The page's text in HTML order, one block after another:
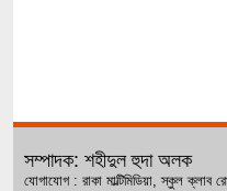
সম্পাদক: শহীদুল হুদা অলক
যোগাযোগ : রাকা মাল্টিমিডিয়া, স্কুল